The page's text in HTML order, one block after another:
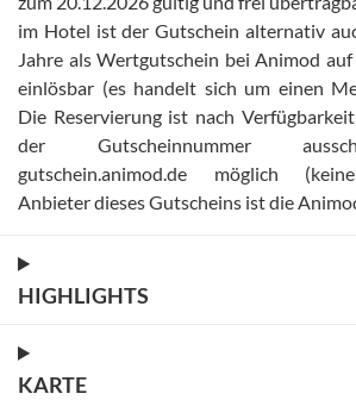
im Hotel ist der Gutschein alternativ
Jahre als Wertgutschein bei Animod
einlösbar (es handelt sich um einen
Die Reservierung ist nach
der Gutscheinnummer
gutschein.animod.de möglich
Anbieter dieses Gutscheins ist die
HIGHLIGHTS
KARTE